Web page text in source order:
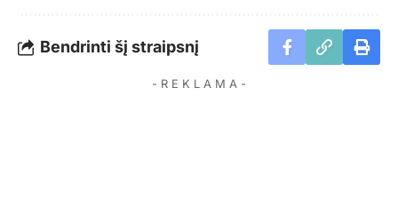
Bendrinti šį straipsnį
- R E K L A M A -